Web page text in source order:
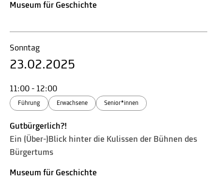
Museum für Geschichte
Sonntag
23.02.2025
11:00 - 12:00
Führung Erwachsene Senior*innen
Gutbürgerlich?!
Ein (Über-)Blick hinter die Kulissen der Bühnen des
Bürgertums
Museum für Geschichte